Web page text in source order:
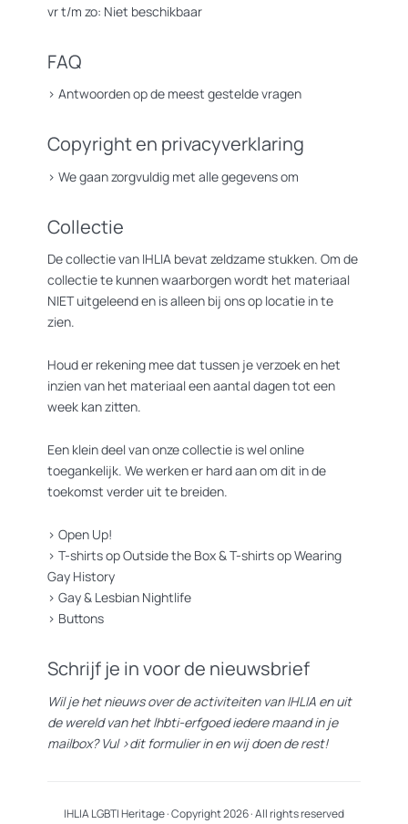
vr t/m zo: Niet beschikbaar
FAQ
> Antwoorden op de meest gestelde vragen
Copyright en privacyverklaring
> We gaan zorgvuldig met alle gegevens om
Collectie
De collectie van IHLIA bevat zeldzame stukken. Om de
collectie te kunnen waarborgen wordt het materiaal
NIET uitgeleend en is alleen bij ons op locatie in te
zien.
Houd er rekening mee dat tussen je verzoek en het
inzien van het materiaal een aantal dagen tot een
week kan zitten.
Een klein deel van onze collectie is wel online
toegankelijk. We werken er hard aan om dit in de
toekomst verder uit te breiden.
> Open Up!
> T-shirts op Outside the Box&T-shirts op Wearing
Gay History
> Gay & Lesbian Nightlife
> Buttons
Schrijf je in voor de nieuwsbrief
Wil je het nieuws over de activiteiten van IHLIA en uit
de wereld van het lhbti-erfgoed iedere maand in je
mailbox? Vul >dit formulierin en wij doen de rest!
IHLIA LGBTI Heritage · Copyright 2026 · All rights reserved